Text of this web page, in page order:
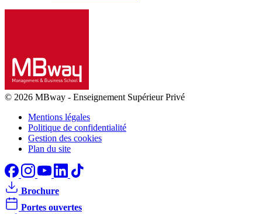
© 2026 MBway - Enseignement Supérieur Privé
Mentions légales
Politique de confidentialité
Gestion des cookies
Plan du site
Brochure
Portes ouvertes